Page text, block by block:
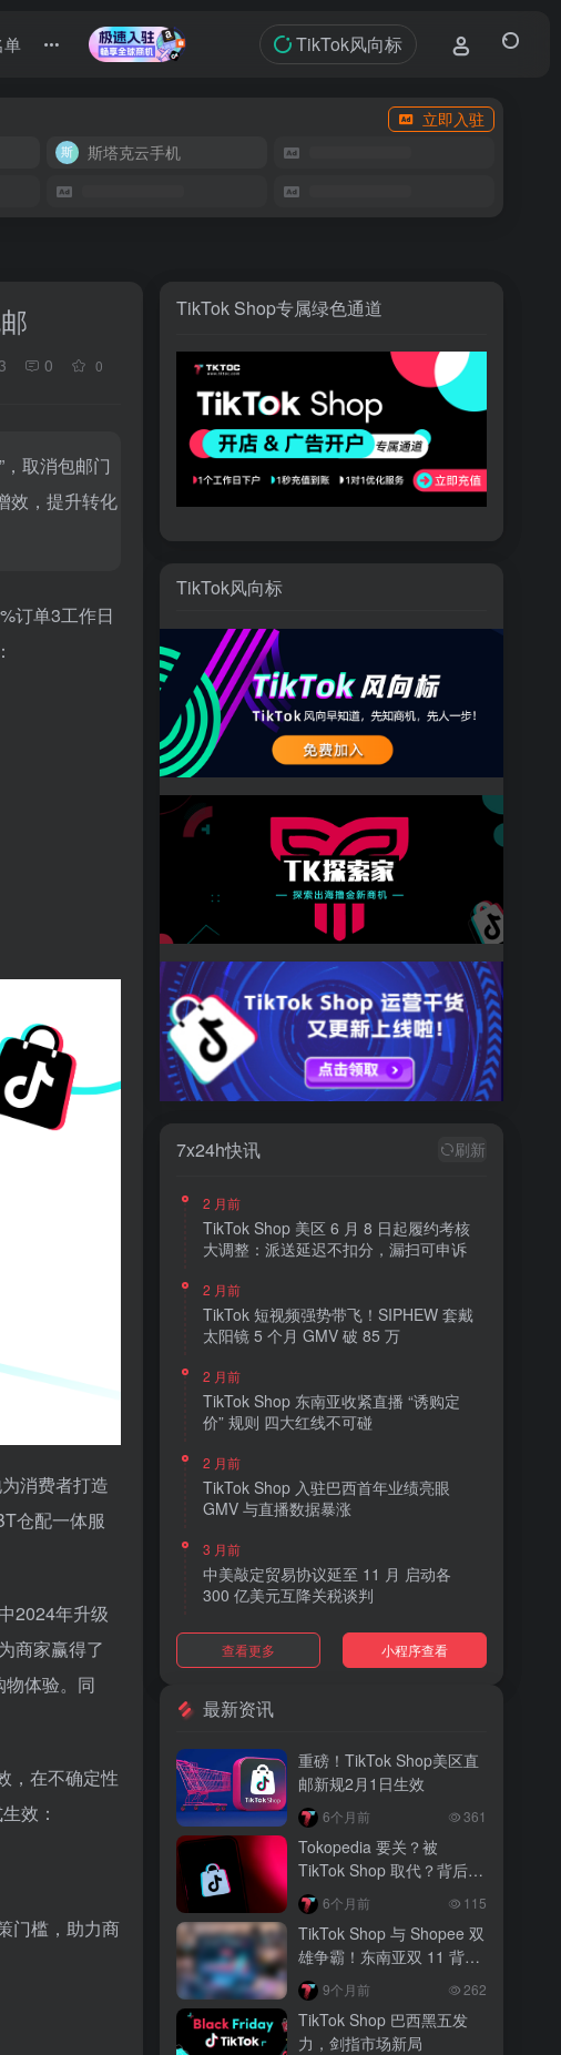
单 TikTok风向标
立即入驻
斯塔克云手机
0 0
取消包邮门
效，提升转化
订单3工作日
消费者打造
仓配一体服
2024年升级
商家赢得了
体验。同
，在不确定性
效：
门槛，助力商
TikTok Shop专属绿色通道
TikTok风向标
7x24h快讯 刷新
2 月前
TikTok Shop 美区 6 月 8 日起履约考核
大调整：派送延迟不扣分，漏扫可申诉
2 月前
TikTok 短视频强势带飞！SIPHEW 套戴
太阳镜 5 个月 GMV 破 85 万
2 月前
TikTok Shop 东南亚收紧直播 “诱购定
价” 规则 四大红线不可碰
2 月前
TikTok Shop 入驻巴西首年业绩亮眼
GMV 与直播数据暴涨
3 月前
中美敲定贸易协议延至 11 月 启动各
300 亿美元互降关税谈判
3 月前
TikTok Shop 上线 “三日达” 标签 履约
3 月前
AI 购物代理化趋势明显 30% 美国消费
者接受 AI 代下单
3 月前
TikTok Shop 爱尔兰全面开放入驻 本土
品牌可零门槛开店
3 月前
音乐节降噪耳塞风靡欧美 DTC 品牌单日
营收突破 200 万元
3 月前
越南监管出手核查Shopee、TikTok
Shop涨价行为，佣金调整遭调查
查看更多 小程序查看
最新资讯
重磅！TikTok Shop美区直
邮新规2月1日生效
6个月前 361
Tokopedia 要关？被
TikTok Shop 取代？背后真
相大揭秘！
6个月前 115
TikTok Shop 与 Shopee 双
雄争霸！东南亚双 11 背后
的内容电商新战局
9个月前 262
TikTok Shop 巴西黑五发
力，剑指市场新局